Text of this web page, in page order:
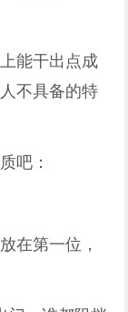
能干出点成
不具备的特
吧：
在第一位，